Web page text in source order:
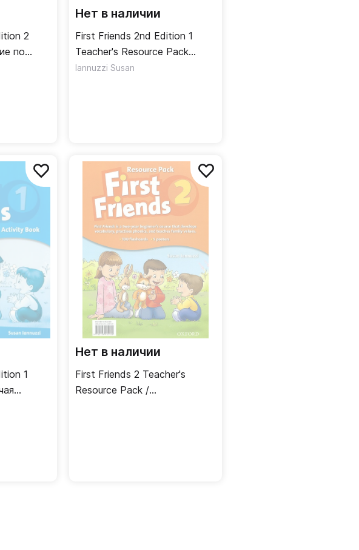
2
Нет в наличии
First Friends 2nd Edition 1
Teacher's Resource Pack
Дополнительные материалы
Iannuzzi Susan
1
Нет в наличии
First Friends 2 Teacher's
Resource Pack /